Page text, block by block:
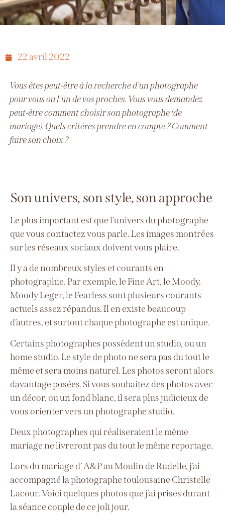
22 avril 2022
Vous êtes peut-être à la recherche d’un photographe
pour vous ou l’un de vos proches. Vous vous demandez
peut-être comment choisir son photographe (de
mariage). Quels critères prendre en compte ? Comment
faire son choix ?
Son univers, son style, son approche
Le plus important est que l’univers du photographe
que vous contactez vous parle. Les images montrées
sur les réseaux sociaux doivent vous plaire.
Il y a de nombreux styles et courants en
photographie. Par exemple, le Fine Art, le Moody,
Moody Leger, le Fearless sont plusieurs courants
actuels assez répandus. Il en existe beaucoup
d’autres, et surtout chaque photographe est unique.
Certains photographes possèdent un studio, ou un
home studio. Le style de photo ne sera pas du tout le
même et sera moins naturel. Les photos seront alors
davantage posées. Si vous souhaitez des photos avec
un décor, ou un fond blanc, il sera plus judicieux de
vous orienter vers un photographe studio.
Deux photographes qui réaliseraient le même
mariage ne livreront pas du tout le même reportage.
Lors du mariage d’ A&P au Moulin de Rudelle, j’ai
accompagné la photographe toulousaine Christelle
Lacour. Voici quelques photos que j’ai prises durant
la séance couple de ce joli jour.